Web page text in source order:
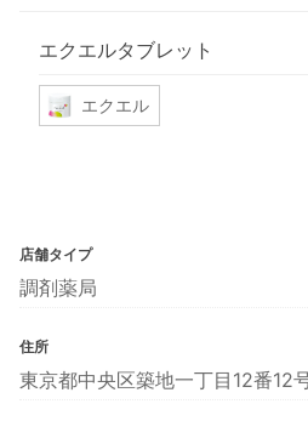
エクエルタブレット
エクエル
店舗タイプ
調剤薬局
住所
東京都中央区築地一丁目12番12